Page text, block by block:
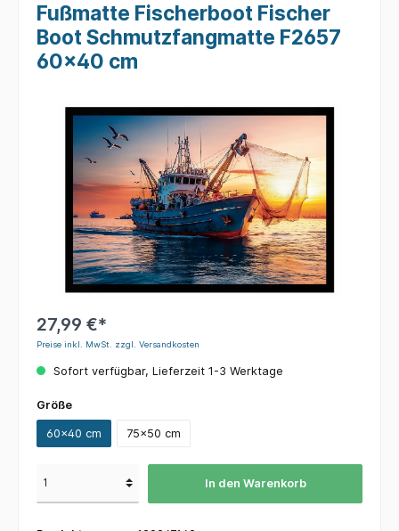
Fußmatte Fischerboot Fischer
Boot Schmutzfangmatte F2657
60x40 cm
27,99 €*
Preise inkl. MwSt. zzgl. Versandkosten
Sofort verfügbar, Lieferzeit 1-3 Werktage
Größe
60x40 cm 75x50 cm
In den Warenkorb